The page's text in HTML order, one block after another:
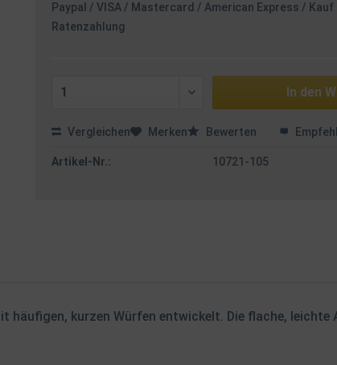
Paypal / VISA / Mastercard / American Express /
Ratenzahlung
In den
Vergleichen Merken Bewerten
Artikel-Nr.: 10721-105
häufigen, kurzen Würfen entwickelt. Die flache,